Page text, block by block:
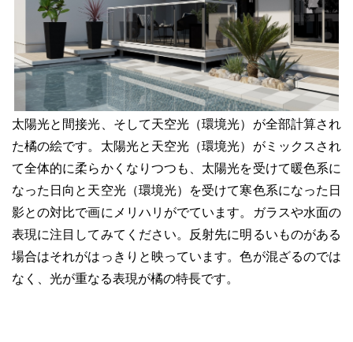
太陽光と間接光、そして天空光（環境光）が全部計算され
た橘の絵です。太陽光と天空光（環境光）がミックスされ
て全体的に柔らかくなりつつも、太陽光を受けて暖色系に
なった日向と天空光（環境光）を受けて寒色系になった日
影との対比で画にメリハリがでています。ガラスや水面の
表現に注目してみてください。反射先に明るいものがある
場合はそれがはっきりと映っています。色が混ざるのでは
なく、光が重なる表現が橘の特長です。